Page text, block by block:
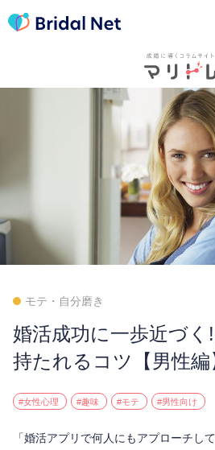
モテ・自分磨き
婚活成功に一歩近づく
持たれるコツ【男性編
#女性心理 #趣味 #モテ #男性向け
「婚活アプリで何人にもアプローチし